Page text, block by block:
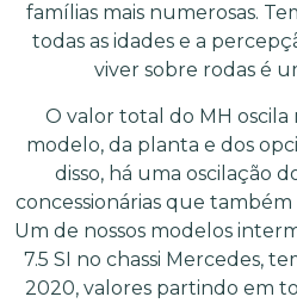
famílias mais numerosas.
todas as idades e a
viver sobre rodas é
O valor total do MH
modelo, da planta e dos
disso, há uma oscilação
concessionárias que também
Um de nossos modelos
7.5 SI no chassi Mercedes,
2020, valores partindo em